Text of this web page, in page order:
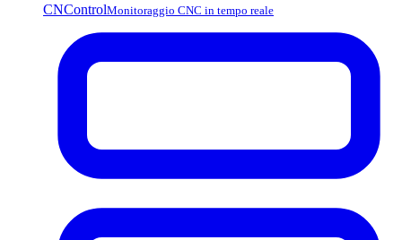
CNControlMonitoraggio CNC in tempo reale